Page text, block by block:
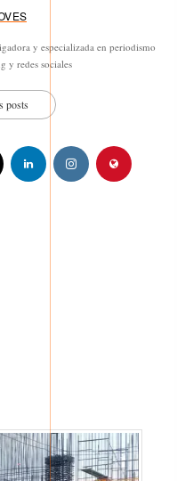
y especializada en periodismo
y redes sociales
posts